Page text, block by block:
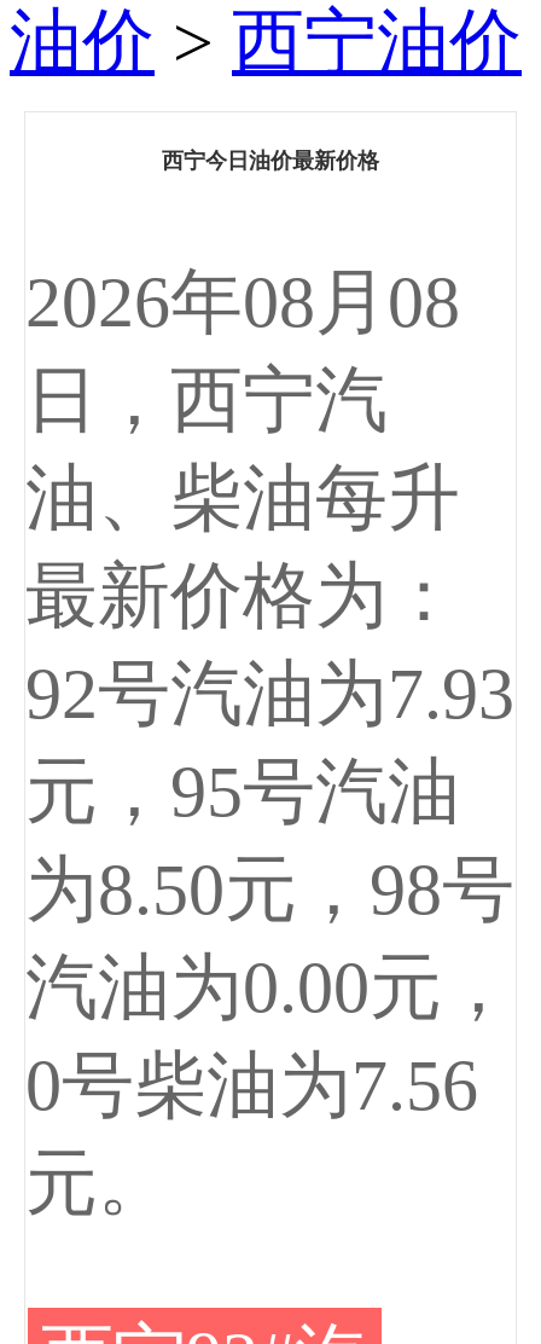
油价 > 西宁油价
西宁今日油价最新价格
2026年08月08
日，西宁汽
油、柴油每升
最新价格为：
92号汽油为7.93
元，95号汽油
为8.50元，98号
汽油为0.00元，
0号柴油为7.56
元。